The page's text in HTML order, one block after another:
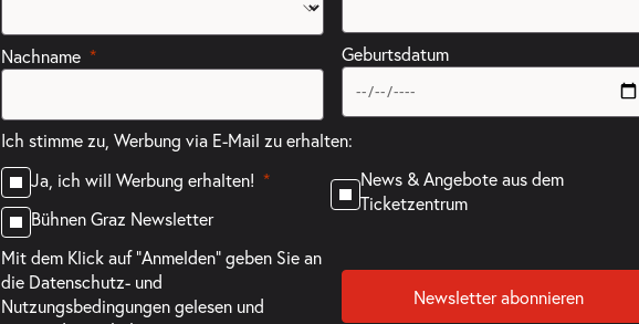
Nachname Geburtsdatum
Ich stimme zu, Werbung via E-Mail zu erhalten:
Ja, ich will Werbung erhalten!
Bühnen Graz Newsletter
News & Angebote aus dem
Ticketzentrum
Mit dem Klick auf "Anmelden" geben Sie an
die Datenschutz- und
Nutzungsbedingungengelesen und
Newsletter abonnieren